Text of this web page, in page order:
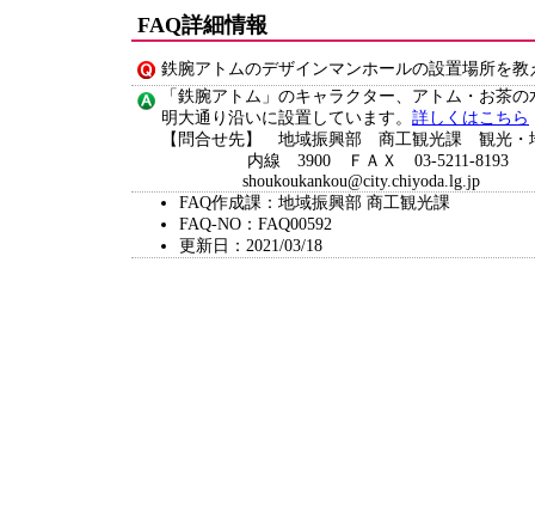
FAQ詳細情報
鉄腕アトムのデザインマンホールの設置場所を教
「鉄腕アトム」のキャラクター、アトム・お茶
明大通り沿いに設置しています。 詳しくはこちら
【問合せ先】 地域振興部 商工観光課 観光・
内線 3900 ＦＡＸ 03-5211-8193
shoukoukankou@city.chiyoda.lg.jp
FAQ作成課：地域振興部 商工観光課
FAQ-NO：FAQ00592
更新日：2021/03/18